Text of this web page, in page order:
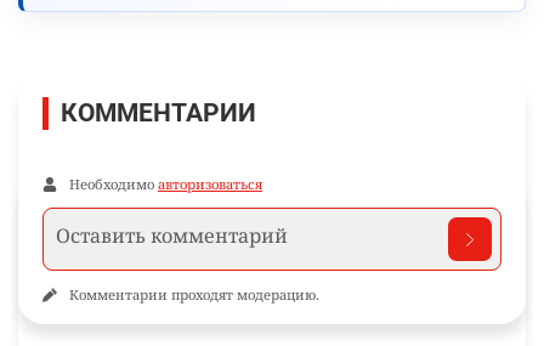
КОММЕНТАРИИ
Необходимо авторизоваться
Комментарии проходят модерацию.